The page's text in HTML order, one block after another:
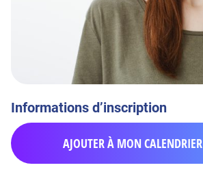
Informations d’inscription
AJOUTER À MON CALENDRIER